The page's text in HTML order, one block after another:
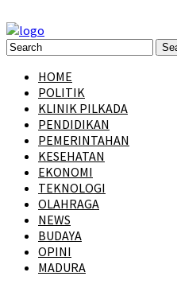
HOME
POLITIK
KLINIK PILKADA
PENDIDIKAN
PEMERINTAHAN
KESEHATAN
EKONOMI
TEKNOLOGI
OLAHRAGA
NEWS
BUDAYA
OPINI
MADURA